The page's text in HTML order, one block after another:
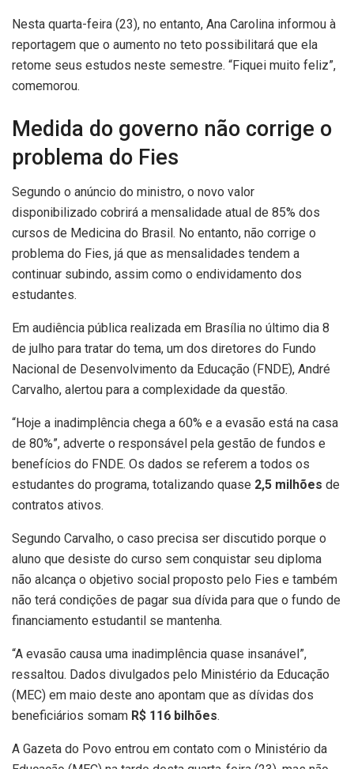
Nesta quarta-feira (23), no entanto, Ana Carolina informou à
reportagem que o aumento no teto possibilitará que ela
retome seus estudos neste semestre. “Fiquei muito feliz”,
comemorou.
Medida do governo não corrige o
problema do Fies
Segundo o anúncio do ministro, o novo valor
disponibilizado cobrirá a mensalidade atual de 85% dos
cursos de Medicina do Brasil. No entanto, não corrige o
problema do Fies, já que as mensalidades tendem a
continuar subindo, assim como o endividamento dos
estudantes.
Em audiência pública realizada em Brasília no último dia 8
de julho para tratar do tema, um dos diretores do Fundo
Nacional de Desenvolvimento da Educação (FNDE), André
Carvalho, alertou para a complexidade da questão.
“Hoje a inadimplência chega a 60% e a evasão está na casa
de 80%”, adverte o responsável pela gestão de fundos e
benefícios do FNDE. Os dados se referem a todos os
estudantes do programa, totalizando quase 2,5 milhões de
contratos ativos.
Segundo Carvalho, o caso precisa ser discutido porque o
aluno que desiste do curso sem conquistar seu diploma
não alcança o objetivo social proposto pelo Fies e também
não terá condições de pagar sua dívida para que o fundo de
financiamento estudantil se mantenha.
“A evasão causa uma inadimplência quase insanável”,
ressaltou. Dados divulgados pelo Ministério da Educação
(MEC) em maio deste ano apontam que as dívidas dos
beneficiários somam R$ 116 bilhões.
A Gazeta do Povo entrou em contato com o Ministério da